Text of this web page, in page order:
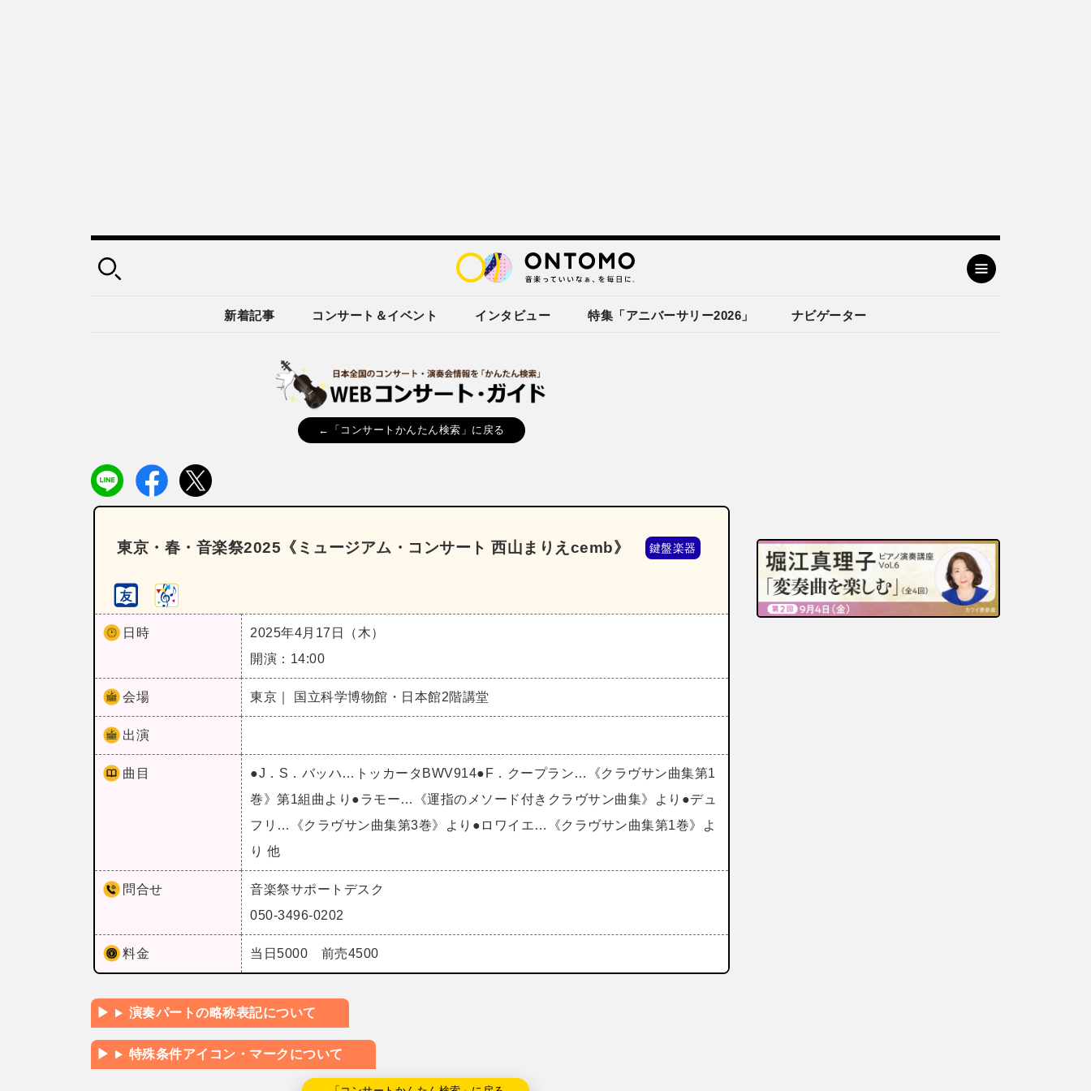
新着記事 コンサート＆イベント インタビュー 特集「アニバーサリー2026」 ナビゲーター
←「コンサートかんたん検索」に戻る
東京・春・音楽祭2025《ミュージアム・コンサート 西山まりえcemb》 鍵盤楽器
日時
2025年4月17日（木）
開演：14:00
会場 東京｜ 国立科学博物館・日本館2階講堂
出演
曲目
●J．S．バッハ…トッカータBWV914●F．クープラン…《クラヴサン曲集第1
巻》第1組曲より●ラモー…《運指のメソード付きクラヴサン曲集》より●デュ
フリ…《クラヴサン曲集第3巻》より●ロワイエ…《クラヴサン曲集第1巻》よ
り 他
問合せ
音楽祭サポートデスク
050-3496-0202
料金 当日5000 前売4500
演奏パートの略称表記について
特殊条件アイコン・マークについて